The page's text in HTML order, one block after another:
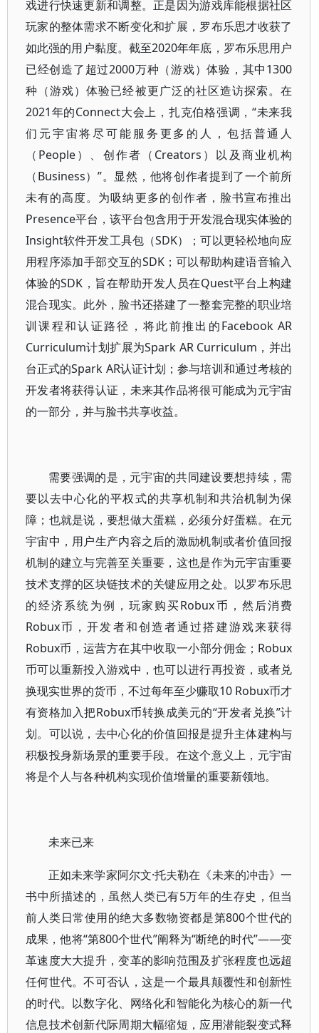
戏进行快速更新和调整。正是因为游戏库能根据社区
玩家的整体需求不断变化和扩展，罗布乐思才收获了
如此强的用户黏度。截至2020年年底，罗布乐思用户
已经创造了超过2000万种（游戏）体验，其中1300
种（游戏）体验已经被更广泛的社区造访探索。在
2021年的Connect大会上，扎克伯格强调，“未来我
们元宇宙将尽可能服务更多的人，包括普通人
（People）、创作者（Creators）以及商业机构
（Business）”。显然，他将创作者提到了一个前所
未有的高度。为吸纳更多的创作者，脸书宣布推出
Presence平台，该平台包含用于开发混合现实体验的
Insight软件开发工具包（SDK）；可以更轻松地向应
用程序添加手部交互的SDK；可以帮助构建语音输入
体验的SDK，旨在帮助开发人员在Quest平台上构建
混合现实。此外，脸书还搭建了一整套完整的职业培
训课程和认证路径，将此前推出的Facebook AR
Curriculum计划扩展为Spark AR Curriculum，并出
台正式的Spark AR认证计划；参与培训和通过考核的
开发者将获得认证，未来其作品将很可能成为元宇宙
的一部分，并与脸书共享收益。
需要强调的是，元宇宙的共同建设要想持续，需
要以去中心化的平权式的共享机制和共治机制为保
障；也就是说，要想做大蛋糕，必须分好蛋糕。在元
宇宙中，用户生产内容之后的激励机制或者价值回报
机制的建立与完善至关重要，这也是作为元宇宙重要
技术支撑的区块链技术的关键应用之处。以罗布乐思
的经济系统为例，玩家购买Robux币，然后消费
Robux币，开发者和创造者通过搭建游戏来获得
Robux币，运营方在其中收取一小部分佣金；Robux
币可以重新投入游戏中，也可以进行再投资，或者兑
换现实世界的货币，不过每年至少赚取10 Robux币才
有资格加入把Robux币转换成美元的“开发者兑换”计
划。可以说，去中心化的价值回报是提升主体建构与
积极投身新场景的重要手段。在这个意义上，元宇宙
将是个人与各种机构实现价值增量的重要新领地。
未来已来
正如未来学家阿尔文·托夫勒在《未来的冲击》一
书中所描述的，虽然人类已有5万年的生存史，但当
前人类日常使用的绝大多数物资都是第800个世代的
成果，他将“第800个世代”阐释为“断绝的时代”——变
革速度大大提升，变革的影响范围及扩张程度也远超
任何世代。不可否认，这是一个最具颠覆性和创新性
的时代。以数字化、网络化和智能化为核心的新一代
信息技术创新代际周期大幅缩短，应用潜能裂变式释